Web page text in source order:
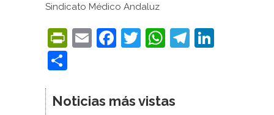
Sindicato Médico Andaluz
PrintFriendly
EmailFacebook
Twitter
WhatsApp
Noticias más vistas